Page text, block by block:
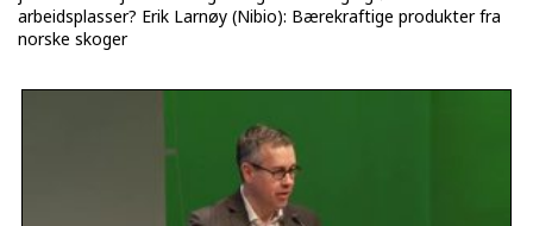
arbeidsplasser? Erik Larnøy (Nibio): Bærekraftige produkter fra
norske skoger